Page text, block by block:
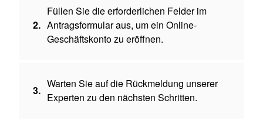
2.
Füllen Sie die erforderlichen Felder im
Antragsformular aus, um ein Online-
Geschäftskonto zu eröffnen.
3.
Warten Sie auf die Rückmeldung unserer
Experten zu den nächsten Schritten.